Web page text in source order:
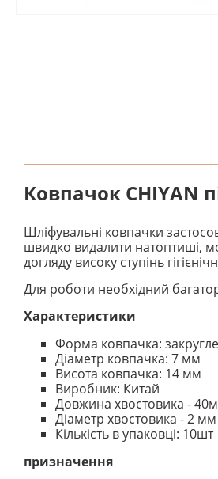
Ковпачок CHIYAN
Шліфувальні ковпачки
швидко видалити натоптиші,
догляду високу ступінь
Для роботи необхідний
Характеристики
Форма ковпачка:
Діаметр ковпачка: 7 мм
Висота ковпачка: 14 мм
Виробник: Китай
Довжина хвостовика -
Діаметр хвостовика - 2 мм
Кількість в упаковці: 10шт
призначення